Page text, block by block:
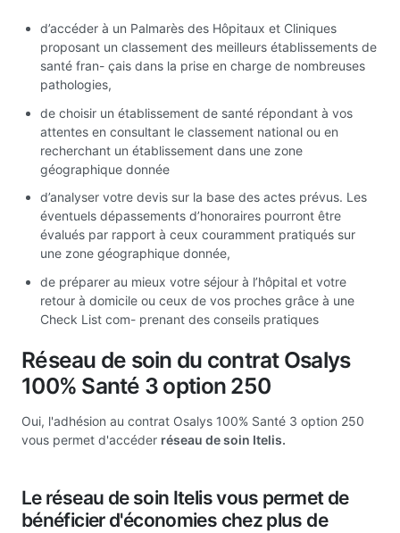
d’accéder à un Palmarès des Hôpitaux et Cliniques
proposant un classement des meilleurs établissements de
santé fran- çais dans la prise en charge de nombreuses
pathologies,
de choisir un établissement de santé répondant à vos
attentes en consultant le classement national ou en
recherchant un établissement dans une zone
géographique donnée
d’analyser votre devis sur la base des actes prévus. Les
éventuels dépassements d’honoraires pourront être
évalués par rapport à ceux couramment pratiqués sur
une zone géographique donnée,
de préparer au mieux votre séjour à l’hôpital et votre
retour à domicile ou ceux de vos proches grâce à une
Check List com- prenant des conseils pratiques
Réseau de soin du contrat Osalys
100% Santé 3 option 250
Oui, l'adhésion au contrat Osalys 100% Santé 3 option 250
vous permet d'accéder réseau de soin Itelis.
Le réseau de soin Itelis vous permet de
bénéficier d'économies chez plus de